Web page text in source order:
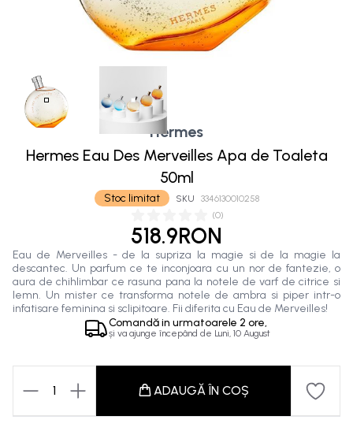
(0)
Stoc limitat SKU 3346130010258
Hermes
Hermes Eau Des Merveilles Apa de Toaleta
50ml
518.9RON
Eau de Merveilles - de la supriza la magie si de la magie la
descantec. Un parfum ce te inconjoara cu un nor de fantezie, o
aura de chihlimbar ce rasuna pana la notele de varf de citrice si
lemn. Un mister ce transforma notele de ambra si piper intr-o
infatisare feminina si sclipitoare. Fii diferita cu Eau de Merveilles!
Comandă in urmatoarele 2 ore,
și va ajunge începând de Luni, 10 August
1 ADAUGĂ ÎN COȘ